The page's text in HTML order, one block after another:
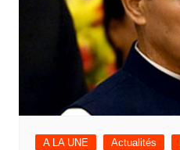
A LA UNE Actualités